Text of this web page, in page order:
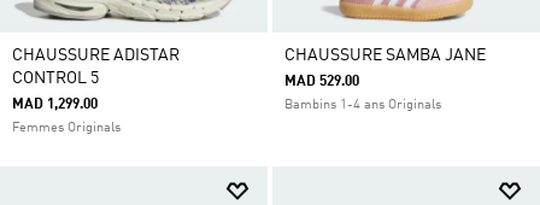
CHAUSSURE ADISTAR
CONTROL 5
MAD 1,299.00
Femmes Originals
CHAUSSURE SAMBA JANE
MAD 529.00
Bambins 1-4 ans Originals